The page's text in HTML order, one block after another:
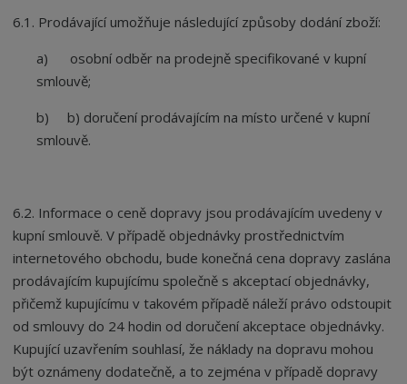
6.1. Prodávající umožňuje následující způsoby dodání zboží:
a) osobní odběr na prodejně specifikované v kupní
smlouvě;
b) b) doručení prodávajícím na místo určené v kupní
smlouvě.
6.2. Informace o ceně dopravy jsou prodávajícím uvedeny v
kupní smlouvě. V případě objednávky prostřednictvím
internetového obchodu, bude konečná cena dopravy zaslána
prodávajícím kupujícímu společně s akceptací objednávky,
přičemž kupujícímu v takovém případě náleží právo odstoupit
od smlouvy do 24 hodin od doručení akceptace objednávky.
Kupující uzavřením souhlasí, že náklady na dopravu mohou
být oznámeny dodatečně, a to zejména v případě dopravy